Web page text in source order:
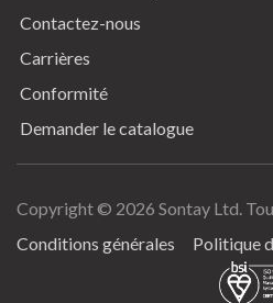
Contactez-nous
Carrières
Conformité
Demander le catalogue
Copyright © 2026 Sontay Ltd.
Terms & Conditions
Conditions générales Politique